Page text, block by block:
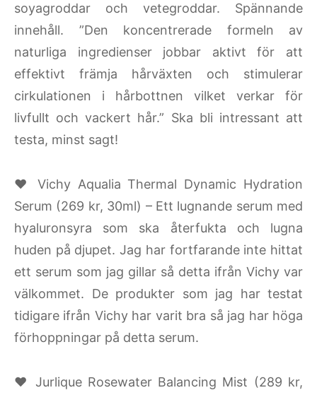
soyagroddar och vetegroddar. Spännande
innehåll. ”Den koncentrerade formeln av
naturliga ingredienser jobbar aktivt för att
effektivt främja hårväxten och stimulerar
cirkulationen i hårbottnen vilket verkar för
livfullt och vackert hår.” Ska bli intressant att
testa, minst sagt!
♥ Vichy Aqualia Thermal Dynamic Hydration
Serum (269 kr, 30ml) – Ett lugnande serum med
hyaluronsyra som ska återfukta och lugna
huden på djupet. Jag har fortfarande inte hittat
ett serum som jag gillar så detta ifrån Vichy var
välkommet. De produkter som jag har testat
tidigare ifrån Vichy har varit bra så jag har höga
förhoppningar på detta serum.
♥ Jurlique Rosewater Balancing Mist (289 kr,